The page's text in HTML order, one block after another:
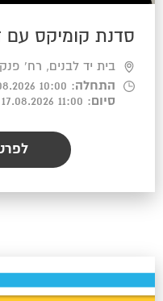
סדנת קומיקס עם דנה
בית יד לבנים, רח' פנקס 63 תל
התחלה: 10:00 17.08.2026
סיום: 11:00 17.08.2026